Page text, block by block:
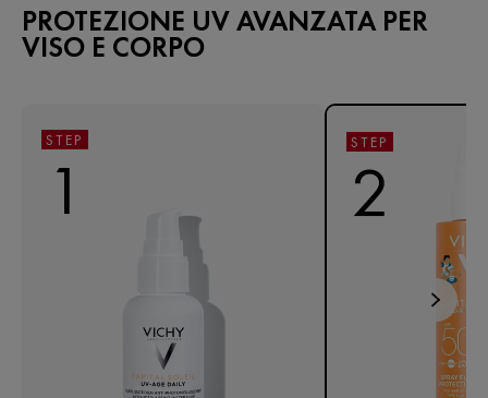
PROTEZIONE UV AVANZATA PER
VISO E CORPO
STEP
1
STEP
2